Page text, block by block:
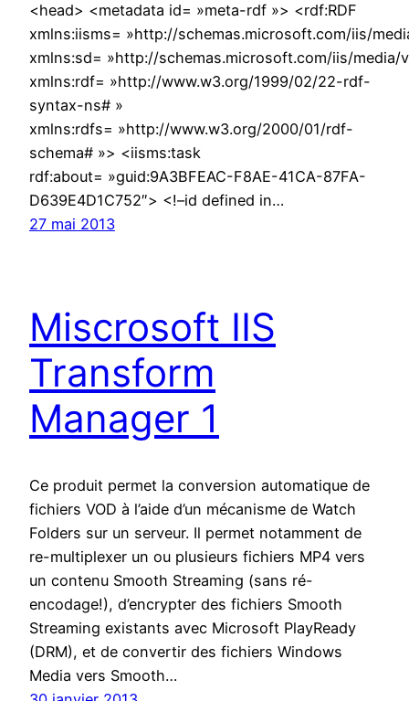
<head> <metadata id= »meta-rdf »> <rdf:RDF
xmlns:iisms= »http://schemas.microsoft.com/iis/
xmlns:sd= »http://schemas.microsoft.com/iis/media/
xmlns:rdf= »http://www.w3.org/1999/02/22-rdf-
syntax-ns# »
xmlns:rdfs= »http://www.w3.org/2000/01/rdf-
schema# »> <iisms:task
rdf:about= »guid:9A3BFEAC-F8AE-41CA-87FA-
D639E4D1C752″> <!–id defined in…
27 mai 2013
Miscrosoft IIS
Transform
Manager 1
Ce produit permet la conversion automatique de
fichiers VOD à l’aide d’un mécanisme de Watch
Folders sur un serveur. Il permet notamment de
re-multiplexer un ou plusieurs fichiers MP4 vers
un contenu Smooth Streaming (sans ré-
encodage!), d’encrypter des fichiers Smooth
Streaming existants avec Microsoft PlayReady
(DRM), et de convertir des fichiers Windows
Media vers Smooth…